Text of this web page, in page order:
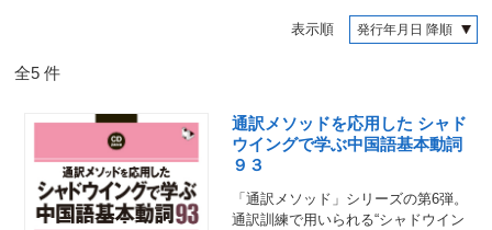
表示順
全5 件
通訳メソッドを応用した シャド
ウイングで学ぶ中国語基本動詞
９３
「通訳メソッド」シリーズの第6弾。
通訳訓練で用いられる“シャドウイン